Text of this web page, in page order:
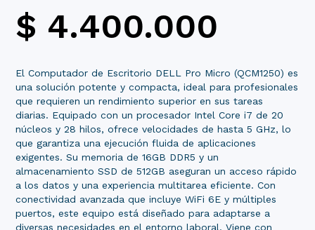
$ 4.400.000
El Computador de Escritorio DELL Pro Micro (QCM1250) es
una solución potente y compacta, ideal para profesionales
que requieren un rendimiento superior en sus tareas
diarias. Equipado con un procesador Intel Core i7 de 20
núcleos y 28 hilos, ofrece velocidades de hasta 5 GHz, lo
que garantiza una ejecución fluida de aplicaciones
exigentes. Su memoria de 16GB DDR5 y un
almacenamiento SSD de 512GB aseguran un acceso rápido
a los datos y una experiencia multitarea eficiente. Con
conectividad avanzada que incluye WiFi 6E y múltiples
puertos, este equipo está diseñado para adaptarse a
diversas necesidades en el entorno laboral. Viene con